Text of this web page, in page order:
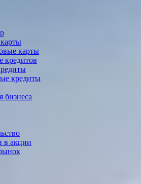
карты
кредитов
кредиты
бизнеса
в акции